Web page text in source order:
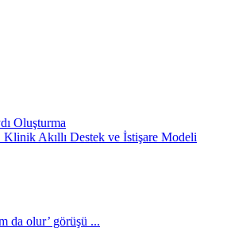
Oluşturma
Akıllı Destek ve İstişare Modeli
da olur’ görüşü ...